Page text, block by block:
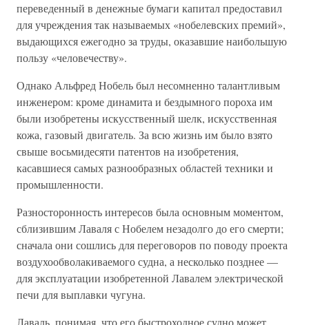
переведенный в денежные бумаги капитал предоставил
для учреждения так называемых «нобелевских премий»,
выдающихся ежегодно за труды, оказавшие наибольшую
пользу «человечеству».
Однако Альфред Нобель был несомненно талантливым
инженером: кроме динамита и бездымного пороха им
были изобретены искусственный шелк, искусственная
кожа, газовый двигатель. За всю жизнь им было взято
свыше восьмидесяти патентов на изобретения,
касавшиеся самых разнообразных областей техники и
промышленности.
Разносторонность интересов была основным моментом,
сблизившим Лаваля с Нобелем незадолго до его смерти;
сначала они сошлись для переговоров по поводу проекта
воздухообволакиваемого судна, а несколько позднее —
для эксплуатации изобретенной Лавалем электрической
печи для выплавки чугуна.
Лаваль, понимая, что его быстроходное судно может